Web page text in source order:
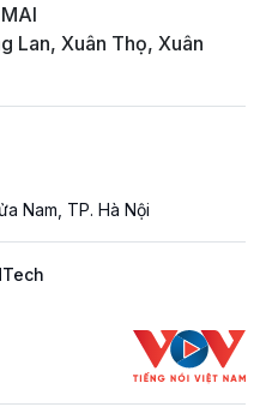
Lan, Xuân Thọ, Xuân
Nam, TP. Hà Nội